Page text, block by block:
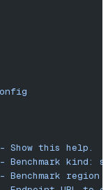
Show this help.
Benchmark kind:
Benchmark region